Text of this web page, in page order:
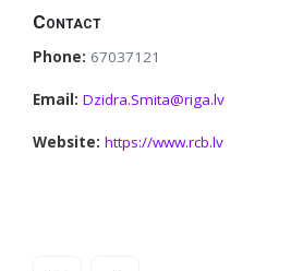
Contact
Phone: 67037121
Email: Dzidra.Smita@riga.lv
Website: https://www.rcb.lv